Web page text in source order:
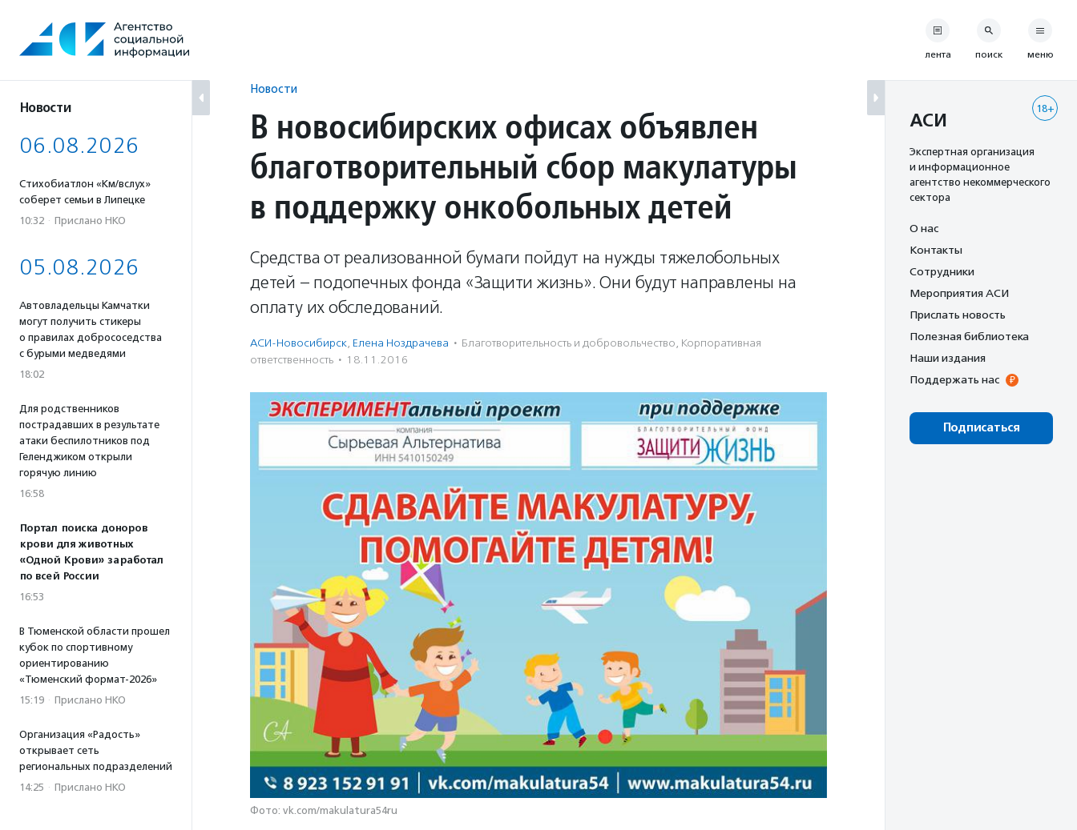
содержанию
Новости
06.08.2026
Стихобиатлон «Км/вслух»
соберет семьи в Липецке
10:32 · Прислано НКО
05.08.2026
Автовладельцы Камчатки
могут получить стикеры
о правилах добрососедства
с бурыми медведями
18:02
Для родственников
пострадавших в результате
атаки беспилотников под
Геленджиком открыли
горячую линию
16:58
Портал поиска доноров
крови для животных
«Одной Крови» заработал
по всей России
16:53
В Тюменской области прошел
кубок по спортивному
ориентированию
«Тюменский формат-2026»
15:19 · Прислано НКО
Организация «Радость»
открывает сеть
региональных подразделений
14:25 · Прислано НКО
Новости
В новосибирских офисах объявлен
благотворительный сбор макулатуры
в поддержку онкобольных детей
Средства от реализованной бумаги пойдут на нужды тяжелобольных
детей – подопечных фонда «Защити жизнь». Они будут направлены на
оплату их обследований.
АСИ-Новосибирск, Елена Ноздрачева · Благотвори­тель­ность и доброволь­чест­во, Корпоративная
ответственность · 18.11.2016
Фото: vk.com/makulatura54ru
лента поиск меню
18+
АСИ
Экспертная организация
и информационное
агентство некоммерческого
сектора
О нас
Контакты
Сотрудники
Мероприятия АСИ
Прислать новость
Полезная библиотека
Наши издания
Поддержать нас
Подписаться